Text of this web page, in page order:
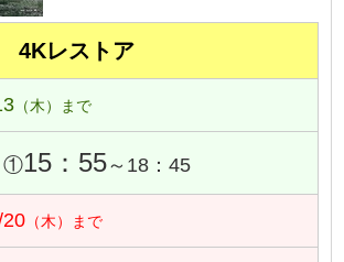
4Kレストア
（木）まで
①15：55～18：45
（木）まで